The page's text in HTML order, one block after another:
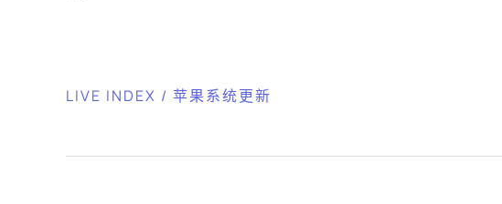
LIVE INDEX / 苹果系统更新